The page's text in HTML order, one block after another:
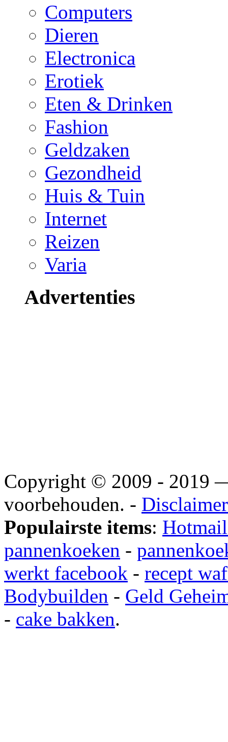
Computers
Dieren
Electronica
Erotiek
Eten & Drinken
Fashion
Geldzaken
Gezondheid
Huis & Tuin
Internet
Reizen
Varia
Advertenties
Copyright © 2009 - 2019
voorbehouden. - Disclaimer
Populairste items:
pannenkoeken -
werkt facebook - recept
Bodybuilden - Geld
- cake bakken.